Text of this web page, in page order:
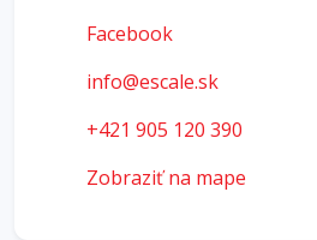
Facebook
info@escale.sk
+421 905 120 390
Zobraziť na mape